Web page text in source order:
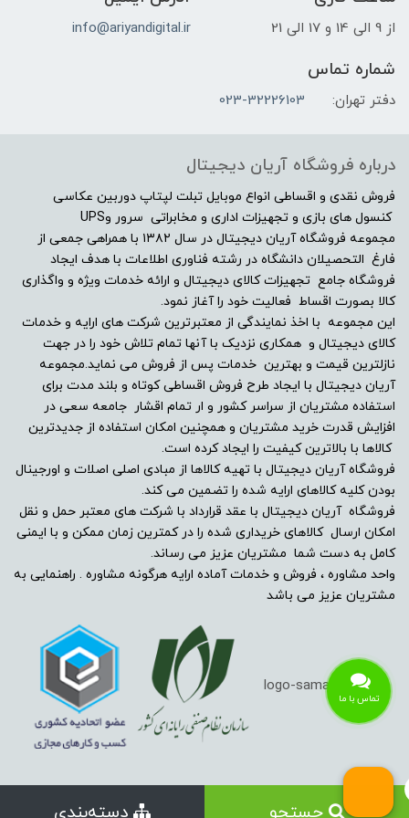
طراحان از آن استفاده می­کنند. این تبلت­ها
تبلت­­­های دانش آموزی: اگر به دنبال هوشمند
کردن مدرسه­تان هستید این نوع تبلت را به
شما پیشنهاد می­دهیم.تبلت­های دانش آموزی
با قیمت به صرفه و اقتصادی می­توانند در
آموزش سهم بسزایی را ایفا کنند و آموزش را
تسهیل کنند و با توجه به پیشرفت تکنولوژی
آموزش­ها به سمت مجازی شدن پیش می­روند.
شرکت­های مختلفی تبلت تولید می­کنند اگر به
دنبال یک تبلت با کارایی­های بالا هستید می­
توانید از تبلت­هایسامسونگ (SAMSUNG)
،
اپل (APPLE) و
ماکروسافت
(MICROSOFT)
استفاده کنید، ولی اگر به
دنبال یک خرید اقتصادی هستید می­توانید از
وهوآوی (HUAWEI)
وشیائومی
استفاده کنید. و شما میتونید با
خرید اقساطی
و با کمترین سود و
بدون چک
صاحب محصول دلخواه خود شوید.
از 9 الی 14 و 17 الی 21 info@ariyandigital.ir
شماره تماس
دفتر تهران: 023-32226103
درباره فروشگاه آریان دیجیتال
فروش نقدی و اقساطی انواع موبایل تبلت لپتاپ دوربین عکاسی
کنسول های بازی و تجهیزات اداری و مخابراتی سرور وUPS
مجموعه فروشگاه آریان دیجیتال در سال ۱۳۸۲ با همراهی جمعی از
فارغ التحصیلان دانشگاه در رشته فناوری اطلاعات با هدف ایجاد
فروشگاه جامع تجهیزات کالای دیجیتال و ارائه خدمات ویژه و واگذاری
کالا بصورت اقساط فعالیت خود را آغاز نمود.
این مجموعه با اخذ نمایندگی از معتبرترین شرکت های ارایه و خدمات
کالای دیجیتال و همکاری نزدیک با آنها تمام تلاش خود را در جهت
نازلترین قیمت و بهترین خدمات پس از فروش می نماید.مجموعه
آریان دیجیتال با ایجاد طرح فروش اقساطی کوتاه و بلند مدت برای
استفاده مشتریان از سراسر کشور و ار تمام اقشار جامعه سعی در
افزایش قدرت خرید مشتریان و همچنین امکان استفاده از جدیدترین
کالاها با بالاترین کیفیت را ایجاد کرده است.
فروشگاه آریان دیجیتال با تهیه کالاها از مبادی اصلی اصلات و اورجینال
بودن کلیه کالاهای ارایه شده را تضمین می کند.
فروشگاه آریان دیجیتال با عقد قرارداد با شرکت های معتبر حمل و نقل
امکان ارسال کالاهای خریداری شده را در کمترین زمان ممکن و با ایمنی
کامل به دست شما مشتریان عزیز می رساند.
واحد مشاوره ، فروش و خدمات آماده ارایه هرگونه مشاوره . راهنمایی به
مشتریان عزیز می باشد
تمامی حقوق مادی و معنوی این سایت متعلق به آریان دیجیتال میباشد
تماس با ما